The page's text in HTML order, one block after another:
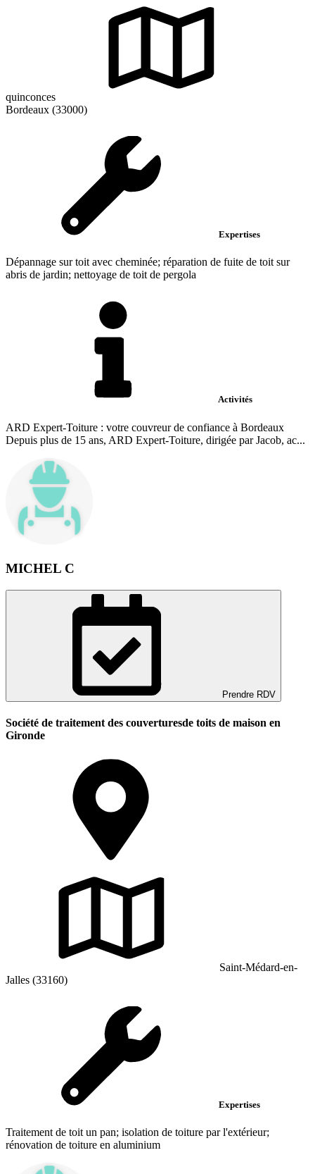
quinconces
Bordeaux (33000)
Expertises
Dépannage sur toit avec cheminée; réparation de fuite de toit sur
abris de jardin; nettoyage de toit de pergola
Activités
ARD Expert-Toiture : votre couvreur de confiance à Bordeaux
Depuis plus de 15 ans, ARD Expert-Toiture, dirigée par Jacob, ac...
MICHEL C
Prendre RDV
Société de traitement des couverturesde toits de maison en
Gironde
Saint-Médard-en-
Jalles (33160)
Expertises
Traitement de toit un pan; isolation de toiture par l'extérieur;
rénovation de toiture en aluminium